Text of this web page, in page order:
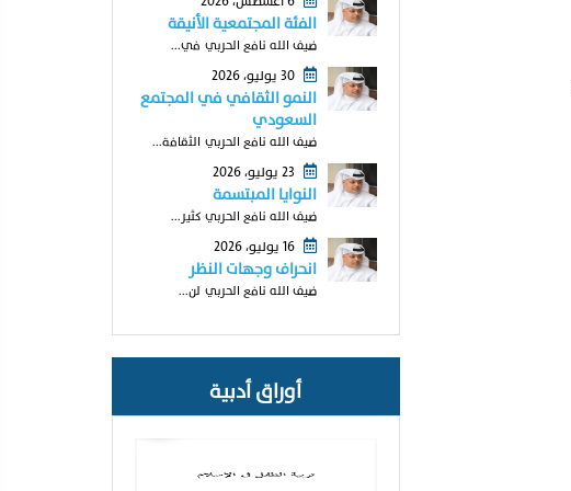
الفئة المجتمعية الأنيقة
ضيف الله نافع الحربي في...
النمو الثقافي في المجتمع
السعودي
ضيف الله نافع الحربي الثقافة...
النوايا المبتسمة
ضيف الله نافع الحربي كثير...
انحراف وجهات النظر
ضيف الله نافع الحربي لن...
أوراق أدبية